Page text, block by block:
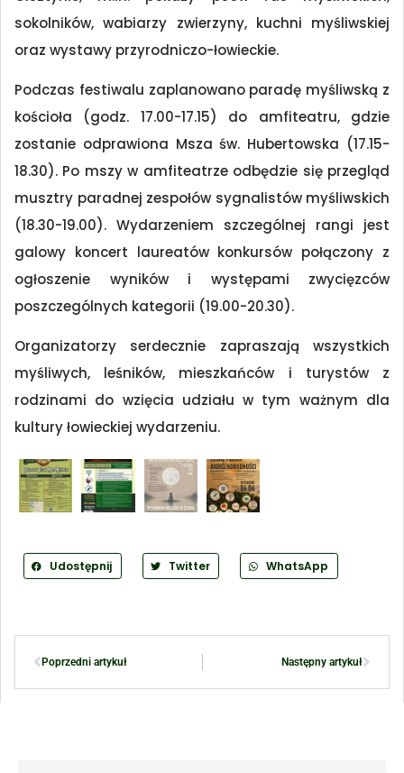
sokolników, wabiarzy zwierzyny, kuchni myśliwskiej
oraz wystawy przyrodniczo-łowieckie.
Podczas festiwalu zaplanowano paradę myśliwską z
kościoła (godz. 17.00-17.15) do amfiteatru, gdzie
zostanie odprawiona Msza św. Hubertowska (17.15-
18.30). Po mszy w amfiteatrze odbędzie się przegląd
musztry paradnej zespołów sygnalistów myśliwskich
(18.30-19.00). Wydarzeniem szczególnej rangi jest
galowy koncert laureatów konkursów połączony z
ogłoszenie wyników i występami zwycięzców
poszczególnych kategorii (19.00-20.30).
Organizatorzy serdecznie zapraszają wszystkich
myśliwych, leśników, mieszkańców i turystów z
rodzinami do wzięcia udziału w tym ważnym dla
kultury łowieckiej wydarzeniu.
Udostępnij Twitter WhatsApp
Poprzedni artykuł Następny artykuł